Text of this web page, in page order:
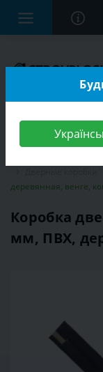
деревянная, венге,
Коробка
мм, ПВХ,